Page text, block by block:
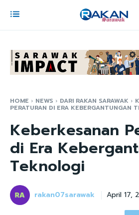
HOME NEWS DARI RAKAN SARAWAK
PERATURAN DI ERA KEBERGANTUNGAN
Keberkesanan
di Era
Teknologi
rakan07sarawak April 17,